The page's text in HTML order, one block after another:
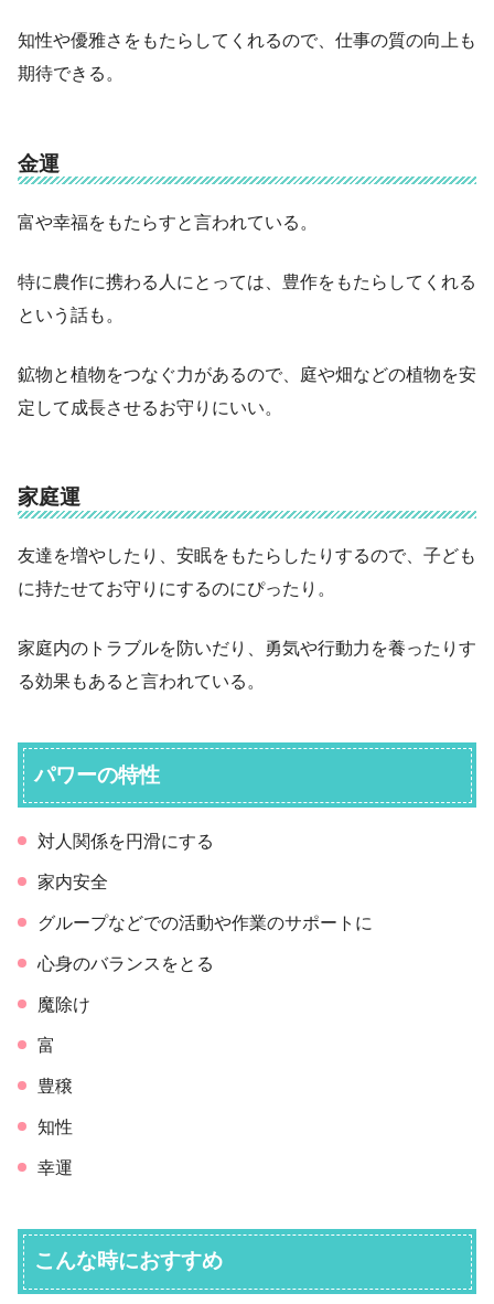
知性や優雅さをもたらしてくれるので、仕事の質の向上も
期待できる。
金運
富や幸福をもたらすと言われている。
特に農作に携わる人にとっては、豊作をもたらしてくれる
という話も。
鉱物と植物をつなぐ力があるので、庭や畑などの植物を安
定して成長させるお守りにいい。
家庭運
友達を増やしたり、安眠をもたらしたりするので、子ども
に持たせてお守りにするのにぴったり。
家庭内のトラブルを防いだり、勇気や行動力を養ったりす
る効果もあると言われている。
パワーの特性
対人関係を円滑にする
家内安全
グループなどでの活動や作業のサポートに
心身のバランスをとる
魔除け
富
豊穣
知性
幸運
こんな時におすすめ